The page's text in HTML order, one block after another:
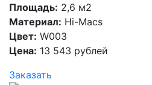
Площадь: 2,6 м2
Материал: Hi-Macs
Цвет: W003
Цена: 13 543 рублей
Заказать